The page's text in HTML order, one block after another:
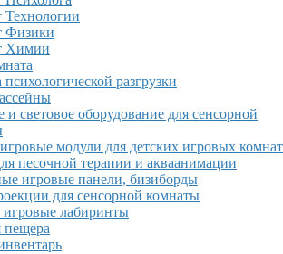
Технологии
Физики
Химии
разгрузки
и световое оборудование для сенсорной
модули для детских игровых комнат
песочной терапии и акваанимации
игровые панели, бизиборды
для сенсорной комнаты
игровые лабиринты
пещера